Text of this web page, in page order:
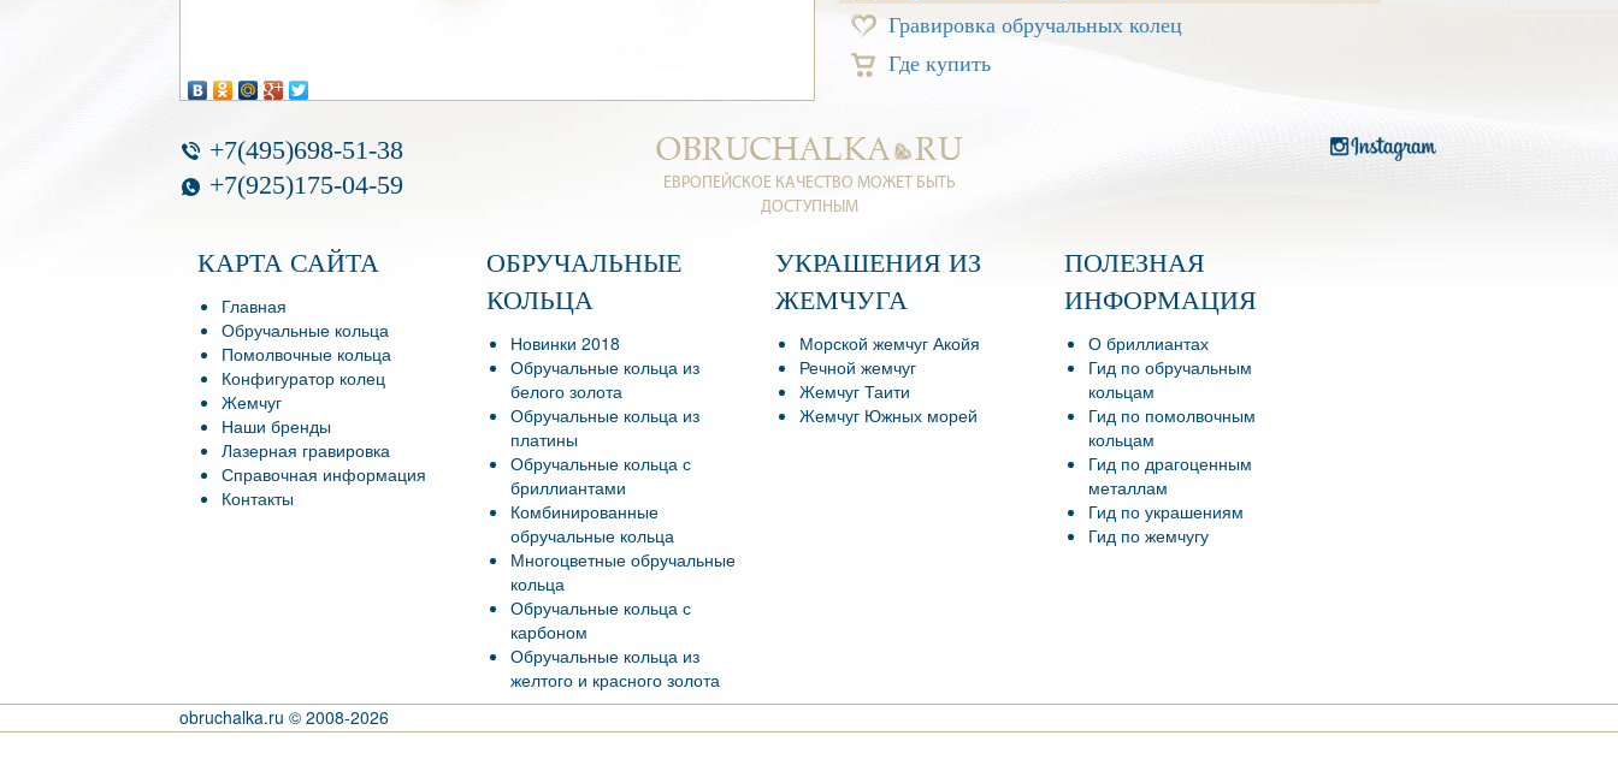
Гравировка обручальных колец
Где купить
+7(495)698-51-38
+7(925)175-04-59
ЕВРОПЕЙСКОЕ КАЧЕСТВО МОЖЕТ БЫТЬ
ДОСТУПНЫМ
КАРТА САЙТА
Главная
Обручальные кольца
Помолвочные кольца
Конфигуратор колец
Жемчуг
Наши бренды
Лазерная гравировка
Справочная информация
Контакты
ОБРУЧАЛЬНЫЕ
КОЛЬЦА
Новинки 2018
Обручальные кольца из
белого золота
Обручальные кольца из
платины
Обручальные кольца с
бриллиантами
Комбинированные
обручальные кольца
Многоцветные обручальные
кольца
Обручальные кольца с
карбоном
Обручальные кольца из
желтого и красного золота
УКРАШЕНИЯ ИЗ
ЖЕМЧУГА
Морской жемчуг Акойя
Речной жемчуг
Жемчуг Таити
Жемчуг Южных морей
ПОЛЕЗНАЯ
ИНФОРМАЦИЯ
О бриллиантах
Гид по обручальным
кольцам
Гид по помолвочным
кольцам
Гид по драгоценным
металлам
Гид по украшениям
Гид по жемчугу
obruchalka.ru © 2008-2026